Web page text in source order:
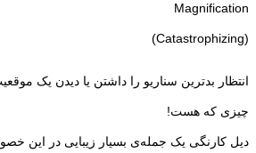
Magnification
(Catastrophizing)
انتظار بدترین سناریو را داشتن یا دیدن یک
چیزی که هست!
دیل کارنگی یک جمله‌ی بسیار زیبایی در این